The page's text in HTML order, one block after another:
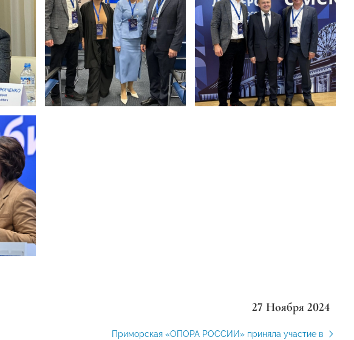
27 Ноября 2024
Приморская «ОПОРА РОССИИ» приняла участие в